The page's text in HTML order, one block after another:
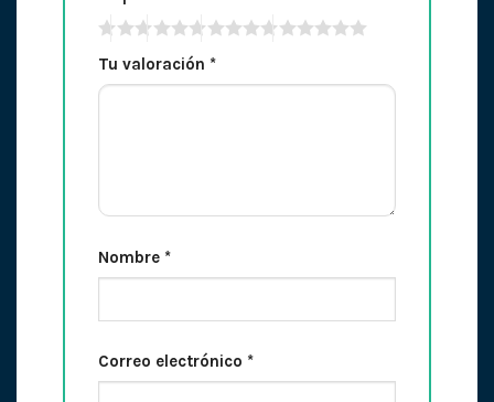
Tu valoración *
Nombre *
Correo electrónico *